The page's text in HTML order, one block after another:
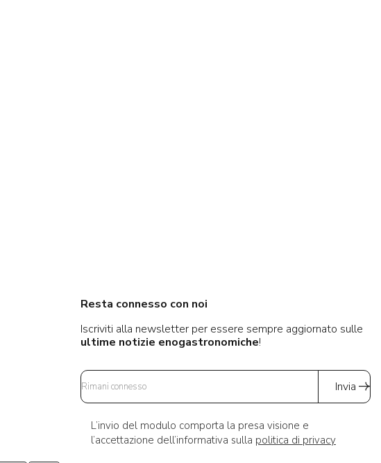
Resta connesso con noi
Iscriviti alla newsletter per essere sempre aggiornato sulle
ultime notizie enogastronomiche!
Invia
L’invio del modulo comporta la presa visione e
l’accettazione dell’informativa sulla politica di privacy